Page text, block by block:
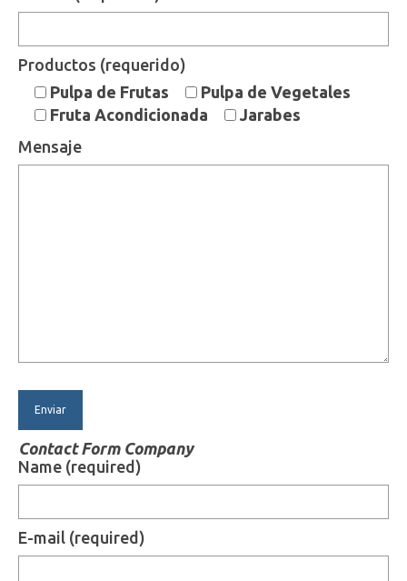
Productos (requerido)
Pulpa de Frutas
Pulpa de Vegetales
Fruta Acondicionada
Jarabes
Mensaje
Contact Form Company
Name (required)
E-mail (required)